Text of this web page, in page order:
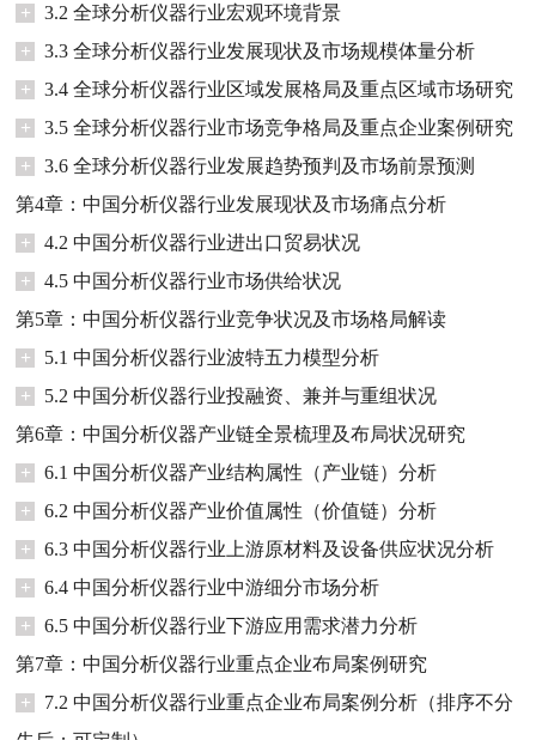
+
3.2 全球分析仪器行业宏观环境背景
+
3.3 全球分析仪器行业发展现状及市场规模体量分析
+
3.4 全球分析仪器行业区域发展格局及重点区域市场研究
+
3.5 全球分析仪器行业市场竞争格局及重点企业案例研究
+
3.6 全球分析仪器行业发展趋势预判及市场前景预测
第4章：中国分析仪器行业发展现状及市场痛点分析
+
4.2 中国分析仪器行业进出口贸易状况
+
4.5 中国分析仪器行业市场供给状况
第5章：中国分析仪器行业竞争状况及市场格局解读
+
5.1 中国分析仪器行业波特五力模型分析
+
5.2 中国分析仪器行业投融资、兼并与重组状况
第6章：中国分析仪器产业链全景梳理及布局状况研究
+
6.1 中国分析仪器产业结构属性（产业链）分析
+
6.2 中国分析仪器产业价值属性（价值链）分析
+
6.3 中国分析仪器行业上游原材料及设备供应状况分析
+
6.4 中国分析仪器行业中游细分市场分析
+
6.5 中国分析仪器行业下游应用需求潜力分析
第7章：中国分析仪器行业重点企业布局案例研究
+
7.2 中国分析仪器行业重点企业布局案例分析（排序不分